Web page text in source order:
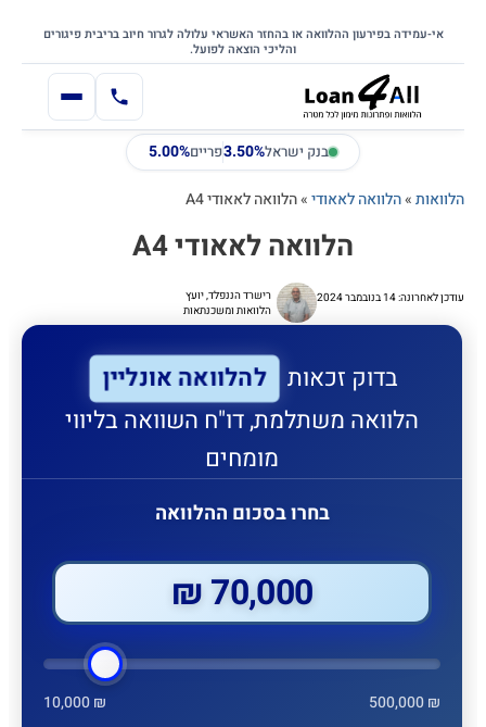
לתוכן
דלג לתוכן הראשי
אי-עמידה בפירעון ההלוואה או בהחזר האשראי עלולה לגרור חיוב בריבית פיגורים
והליכי הוצאה לפועל.
בנק ישראל3.50%פריים5.00%
הלוואות»הלוואה לאאודי»הלוואה לאאודי A4
הלוואה לאאודי A4
עודכן לאחרונה: 14 בנובמבר 2024
רישרד הננפלד, יועץ
הלוואות ומשכנתאות
בדוק זכאות להלוואה אונליין
הלוואה משתלמת, דו"ח השוואה בליווי
מומחים
בחרו בסכום ההלוואה
70,000 ₪
10,000 ₪ 500,000 ₪